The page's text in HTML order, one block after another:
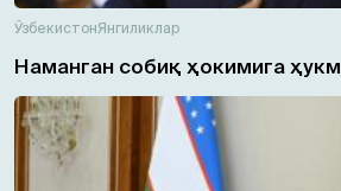
ЎзбекистонЯнгиликлар
Наманган собиқ ҳокимига